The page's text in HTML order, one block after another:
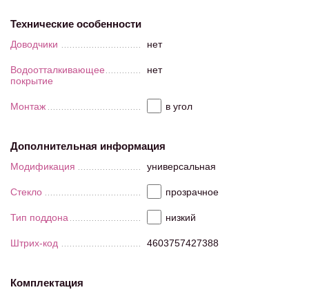
Технические особенности
Доводчики нет
Водоотталкивающее
покрытие
нет
Монтаж в угол
Дополнительная информация
Модификация универсальная
Стекло прозрачное
Тип поддона низкий
Штрих-код 4603757427388
Комплектация